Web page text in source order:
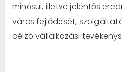
minősül, illetve jelentős
város fejlődését,
célzó vállalkozási